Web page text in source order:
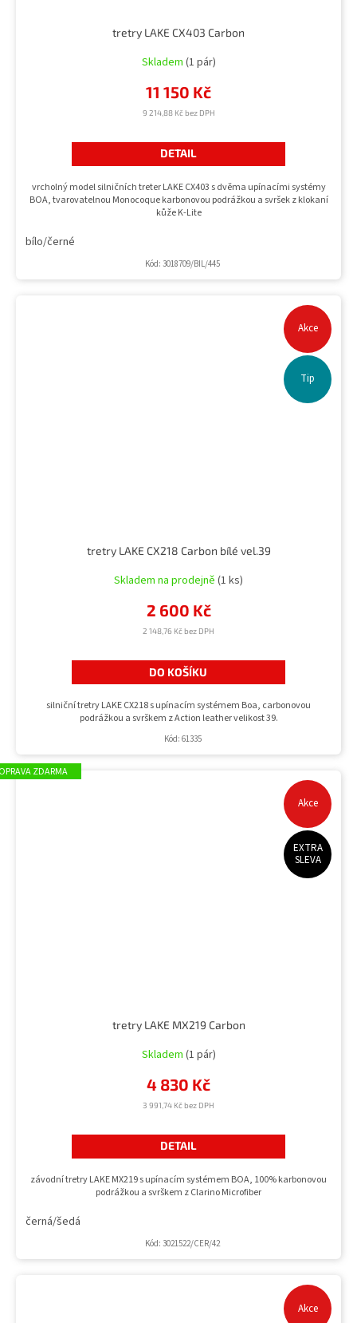
tretry LAKE CX403 Carbon
Skladem (1 pár)
9 214,88 Kč bez DPH
11 150 Kč
DETAIL
vrcholný model silničních treter LAKE CX403 s dvěma upínacími systémy
BOA, tvarovatelnou Monocoque karbonovou podrážkou a svršek z klokaní
kůže K-Lite
bílo/černé
Kód: 3018709/BIL/445
Akce
Tip
tretry LAKE CX218 Carbon bílé vel.39
Skladem na prodejně (1 ks)
2 148,76 Kč bez DPH
2 600 Kč
DO KOŠÍKU
silniční tretry LAKE CX218 s upínacím systémem Boa, carbonovou
podrážkou a svrškem z Action leather velikost 39.
Kód: 61335
Akce
EXTRA
SLEVA
ZDARMA
tretry LAKE MX219 Carbon
Skladem (1 pár)
3 991,74 Kč bez DPH
4 830 Kč
DETAIL
závodní tretry LAKE MX219 s upínacím systémem BOA, 100% karbonovou
podrážkou a svrškem z Clarino Microfiber
černá/šedá
Kód: 3021522/CER/42
Akce